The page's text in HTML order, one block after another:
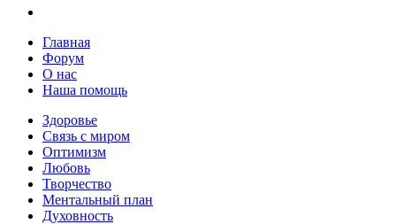
Главная
Форум
О нас
Наша помощь
Здоровье
Связь с миром
Оптимизм
Любовь
Творчество
Ментальный план
Духовность